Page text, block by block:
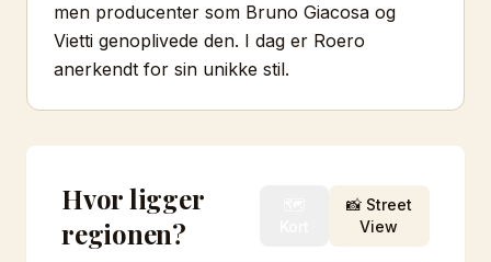
men producenter som Bruno Giacosa og
Vietti genoplivede den. I dag er Roero
anerkendt for sin unikke stil.
Hvor ligger
regionen?
📸 Street
View